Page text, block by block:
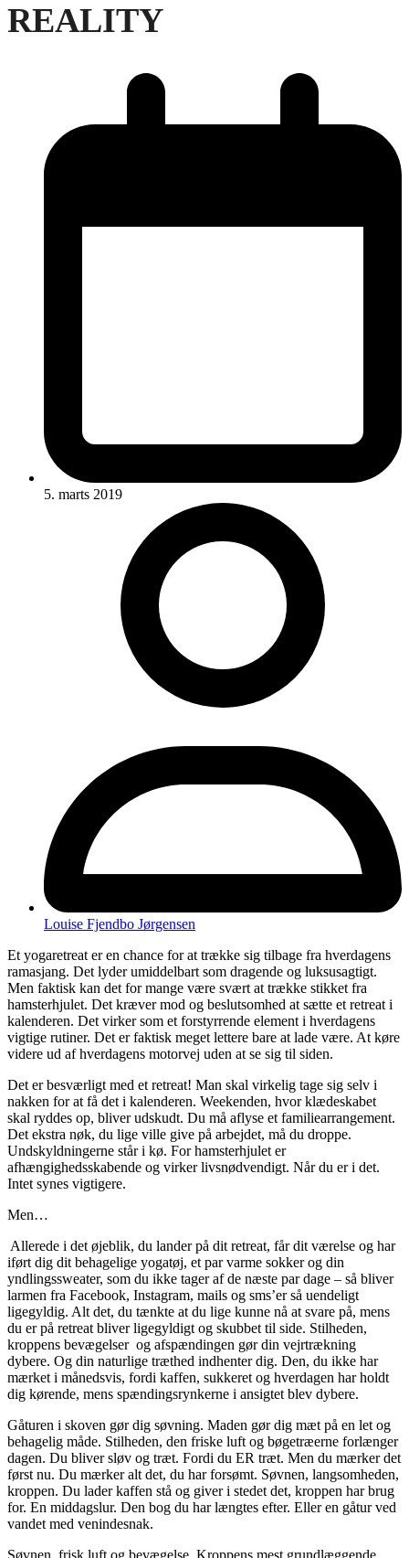
REALITY
5. marts 2019
Louise Fjendbo Jørgensen
Et yogaretreat er en chance for at trække sig tilbage fra hverdagens
ramasjang. Det lyder umiddelbart som dragende og luksusagtigt.
Men faktisk kan det for mange være svært at trække stikket fra
hamsterhjulet. Det kræver mod og beslutsomhed at sætte et retreat i
kalenderen. Det virker som et forstyrrende element i hverdagens
vigtige rutiner. Det er faktisk meget lettere bare at lade være. At køre
videre ud af hverdagens motorvej uden at se sig til siden.
Det er besværligt med et retreat! Man skal virkelig tage sig selv i
nakken for at få det i kalenderen. Weekenden, hvor klædeskabet
skal ryddes op, bliver udskudt. Du må aflyse et familiearrangement.
Det ekstra nøk, du lige ville give på arbejdet, må du droppe.
Undskyldningerne står i kø. For hamsterhjulet er
afhængighedsskabende og virker livsnødvendigt. Når du er i det.
Intet synes vigtigere.
Men…
Allerede i det øjeblik, du lander på dit retreat, får dit værelse og har
iført dig dit behagelige yogatøj, et par varme sokker og din
yndlingssweater, som du ikke tager af de næste par dage – så bliver
larmen fra Facebook, Instagram, mails og sms’er så uendeligt
ligegyldig. Alt det, du tænkte at du lige kunne nå at svare på, mens
du er på retreat bliver ligegyldigt og skubbet til side. Stilheden,
kroppens bevægelser og afspændingen gør din vejrtrækning
dybere. Og din naturlige træthed indhenter dig. Den, du ikke har
mærket i månedsvis, fordi kaffen, sukkeret og hverdagen har holdt
dig kørende, mens spændingsrynkerne i ansigtet blev dybere.
Gåturen i skoven gør dig søvning. Maden gør dig mæt på en let og
behagelig måde. Stilheden, den friske luft og bøgetræerne forlænger
dagen. Du bliver sløv og træt. Fordi du ER træt. Men du mærker det
først nu. Du mærker alt det, du har forsømt. Søvnen, langsomheden,
kroppen. Du lader kaffen stå og giver i stedet det, kroppen har brug
for. En middagslur. Den bog du har længtes efter. Eller en gåtur ved
vandet med venindesnak.
Søvnen, frisk luft og bevægelse. Kroppens mest grundlæggende